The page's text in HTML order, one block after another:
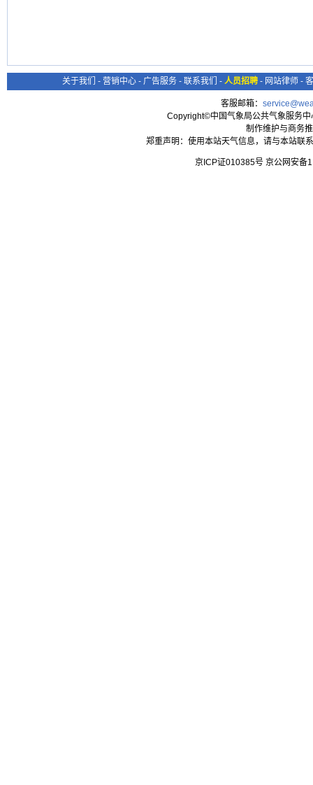
关于我们 - 营销中心 - 广告服务 - 联系我们 - 人员招聘 - 网站律师 -
客服邮箱：
Copyright©中国气象局公共气象服务
制作维护与商务
郑重声明：使用本站天气信息，请与本站联
京ICP证010385号 京公网安备